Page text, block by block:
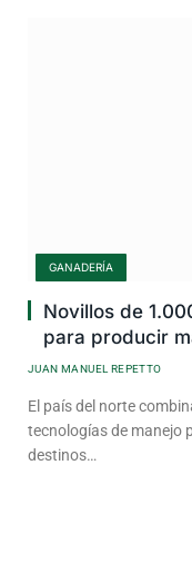
GANADERÍA
Novillos de
para producir
JUAN MANUEL REPETTO
El país del norte
tecnologías de manejo
destinos…